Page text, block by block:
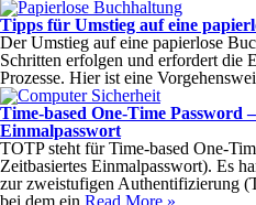
Tipps für Umstieg auf eine
Der Umstieg auf eine papierlose
Schritten erfolgen und erfordert die
Prozesse. Hier ist eine
Time-based One-Time Password
Einmalpasswort
TOTP steht für Time-based One-
Zeitbasiertes Einmalpasswort). Es
zur zweistufigen Authentifizierung
bei dem ein Read More »